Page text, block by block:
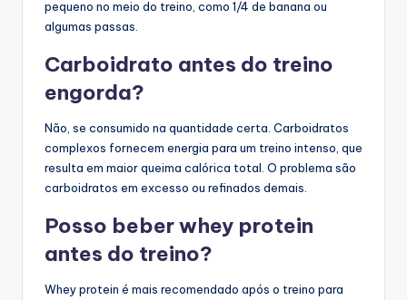
pequeno no meio do treino, como 1/4 de banana ou
algumas passas.
Carboidrato antes do treino
engorda?
Não, se consumido na quantidade certa. Carboidratos
complexos fornecem energia para um treino intenso, que
resulta em maior queima calórica total. O problema são
carboidratos em excesso ou refinados demais.
Posso beber whey protein
antes do treino?
Whey protein é mais recomendado após o treino para